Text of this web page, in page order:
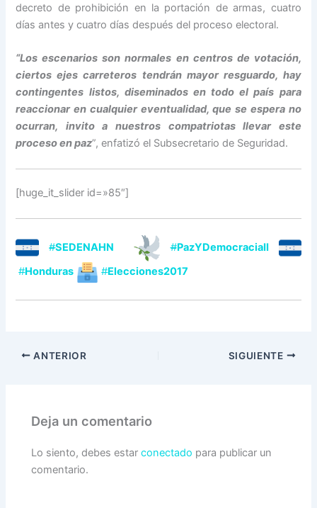
decreto de prohibición en la portación de armas, cuatro
días antes y cuatro días después del proceso electoral.
“Los escenarios son normales en centros de votación,
ciertos ejes carreteros tendrán mayor resguardo, hay
contingentes listos, diseminados en todo el país para
reaccionar en cualquier eventualidad, que se espera no
ocurran, invito a nuestros compatriotas llevar este
proceso en paz”, enfatizó el Subsecretario de Seguridad.
[huge_it_slider id=»85″]
#SEDENAHN #PazYDemocraciaII
#Honduras #Elecciones2017
ANTERIOR SIGUIENTE
Deja un comentario
Lo siento, debes estarconectado para publicar un
comentario.